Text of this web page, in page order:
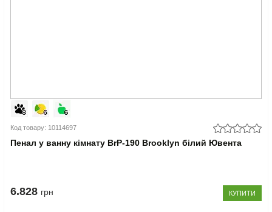
Код товару: 10114697
Пенал у ванну кімнату BrP-190 Brooklyn білий Ювента
6.828 грн КУПИТИ